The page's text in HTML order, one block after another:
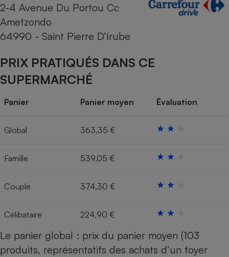
2-4 Avenue Du Portou Cc
Ametzondo
64990 - Saint Pierre D’Irube
PRIX PRATIQUÉS DANS CE
SUPERMARCHÉ
Panier Panier moyen Évaluation
Global 363,35 €
Famille 539,05 €
Couple 374,30 €
Célibataire 224,90 €
Le panier global : prix du panier moyen (103
produits, représentatifs des achats d’un foyer